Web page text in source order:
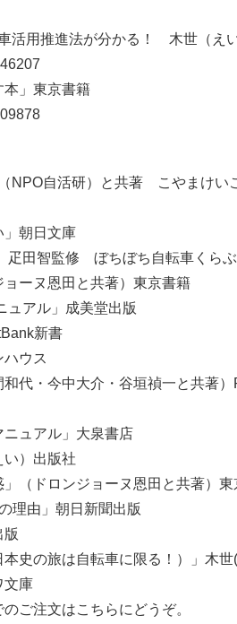
車活用推進法が分かる！ 木世（え
本」東京書籍
（NPO自活研）と共著 こやまけ
」朝日文庫
疋田智監修 ぼちぼち自転車くら
ョーヌ恩田と共著）東京書籍
ュアル」成美堂出版
新書
ハウス
和代・今中大介・谷垣禎一と共著
ニュアル」大泉書店
い）出版社
」（ドロンジョーヌ恩田と共著）
理由」朝日新聞出版
版
本史の旅は自転車に限る！）」木
文庫
ご注文はこちらにどうぞ。